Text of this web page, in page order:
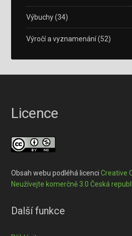
Výbuchy(34)
Výročí a vyznamenání(52)
Licence
Obsah webu podléhá licenciCreative
Neužívejte komerčně 3.0 Česká
Další funkce